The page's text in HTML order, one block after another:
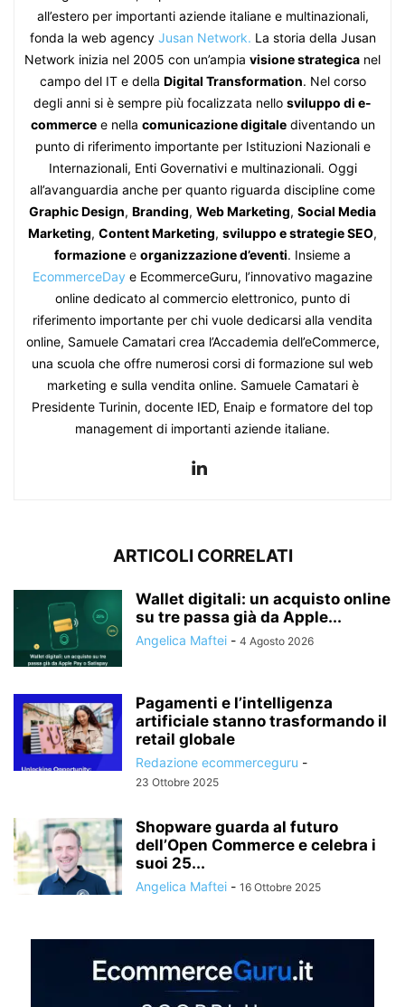
all’estero per importanti aziende italiane e multinazionali,
fonda la web agency Jusan Network. La storia della Jusan
Network inizia nel 2005 con un’ampia visione strategica nel
campo del IT e della Digital Transformation. Nel corso
degli anni si è sempre più focalizzata nello sviluppo di e-
commercee nella comunicazione digitalediventando un
punto di riferimento importante per Istituzioni Nazionali e
Internazionali, Enti Governativi e multinazionali. Oggi
all’avanguardia anche per quanto riguarda discipline come
Graphic Design, Branding, Web Marketing, Social Media
Marketing, Content Marketing, sviluppo e strategie SEO,
formazione e organizzazione d’eventi. Insieme a
EcommerceDay e EcommerceGuru, l’innovativo magazine
online dedicato al commercio elettronico, punto di
riferimento importante per chi vuole dedicarsi alla vendita
online, Samuele Camatari crea l’Accademia dell’eCommerce,
una scuola che offre numerosi corsi di formazione sul web
marketing e sulla vendita online. Samuele Camatari è
Presidente Turinin, docente IED, Enaip e formatore del top
management di importanti aziende italiane.
ARTICOLI CORRELATI
Wallet digitali: un acquisto online
su tre passa già da Apple...
Angelica Maftei - 4 Agosto 2026
Pagamenti e l’intelligenza
artificiale stanno trasformando il
retail globale
Redazione ecommerceguru -
23 Ottobre 2025
Shopware guarda al futuro
dell’Open Commerce e celebra i
suoi 25...
Angelica Maftei - 16 Ottobre 2025